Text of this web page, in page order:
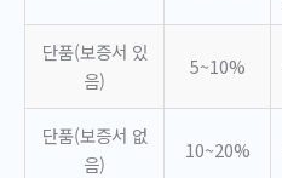
단품(보증서 있
음)
5~10%
단품(보증서 없
음)
10~20%